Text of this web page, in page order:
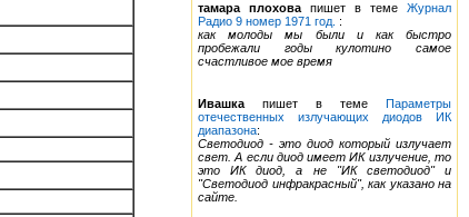
тамара плохова пишет в теме Журнал
Радио 9 номер 1971 год. :
как молоды мы были и как быстро
пробежали годы кулотино самое
счастливое мое время
Ивашка пишет в теме Параметры
отечественных излучающих диодов ИК
диапазона:
Светодиод - это диод который излучает
свет. А если диод имеет ИК излучение, то
это ИК диод, а не "ИК светодиод" и
"Светодиод инфракрасный", как указано на
сайте.